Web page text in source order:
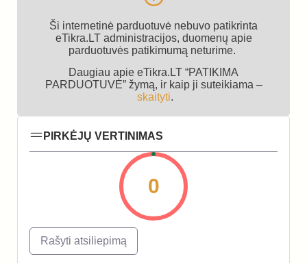
Ši internetinė parduotuvė nebuvo patikrinta
eTikra.LT administracijos, duomenų apie
parduotuvės patikimumą neturime.
Daugiau apie eTikra.LT “PATIKIMA
PARDUOTUVĖ” žymą, ir kaip ji suteikiama –
skaityti.
PIRKĖJŲ VERTINIMAS
0
Rašyti atsiliepimą